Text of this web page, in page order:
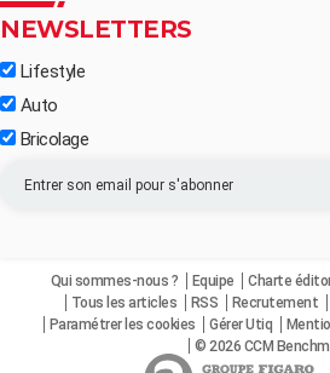
NEWSLETTERS
Lifestyle
Auto
Bricolage
Qui sommes-nous ? Equipe Charte
Tous les articles
RSS Recrutement
Paramétrer les cookies
Gérer Utiq
© 2026 CCM